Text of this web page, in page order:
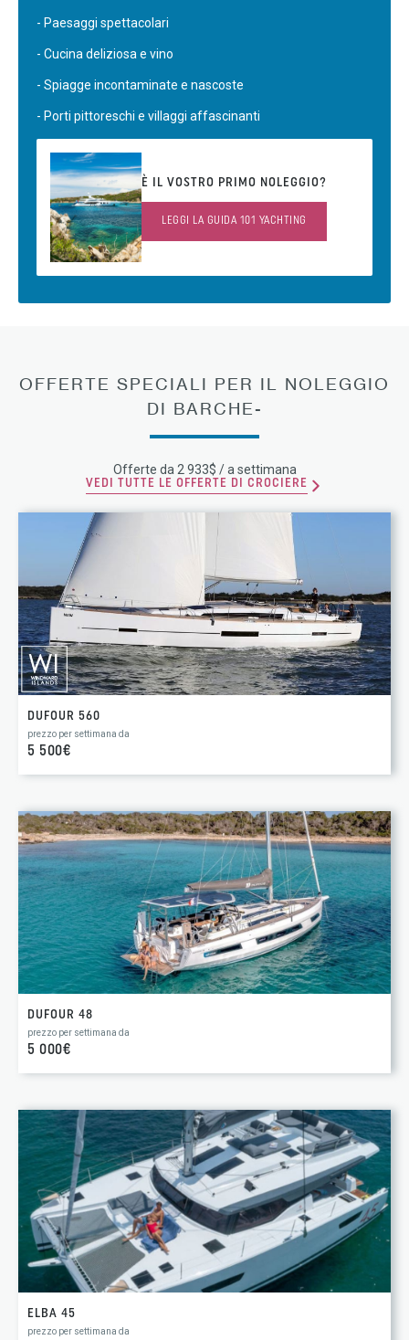
- Paesaggi spettacolari
- Cucina deliziosa e vino
- Spiagge incontaminate e nascoste
- Porti pittoreschi e villaggi affascinanti
È IL VOSTRO PRIMO NOLEGGIO?
LEGGI LA GUIDA 101 YACHTING
OFFERTE SPECIALI PER IL NOLEGGIO
DI BARCHE-
Offerte da 2 933$ / a settimana
VEDI TUTTE LE OFFERTE DI CROCIERE
DUFOUR 560
prezzo per settimana da
5 500€
DUFOUR 48
prezzo per settimana da
5 000€
ELBA 45
prezzo per settimana da